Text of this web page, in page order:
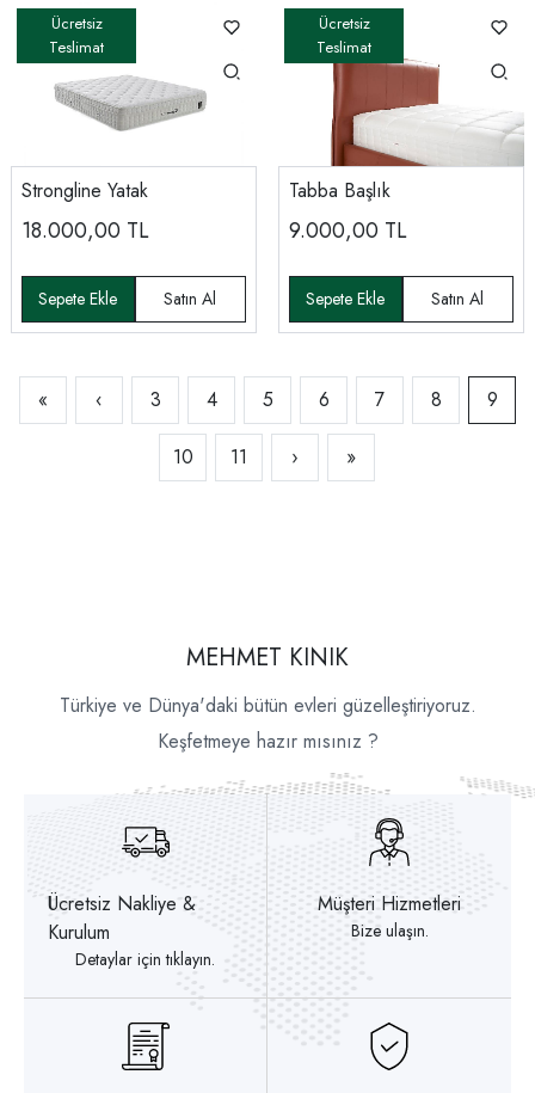
Strongline Yatak
18.000,00 TL
Tabba Başlık
9.000,00 TL
« ‹ 3 4 5 6 7 8 9
10 11 › »
MEHMET KINIK
Türkiye ve Dünya'daki bütün evleri güzelleştiriyoruz.
Keşfetmeye hazır mısınız ?
Ücretsiz Nakliye &
Kurulum
Detaylar için tıklayın.
Müşteri Hizmetleri
Bize ulaşın.